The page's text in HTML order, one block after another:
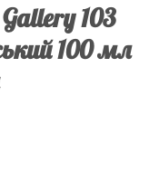
103
100 мл